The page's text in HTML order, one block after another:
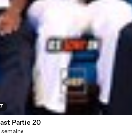
Partie 20
semaine